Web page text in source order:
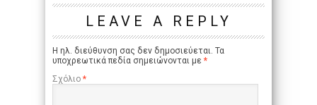
LEAVE A REPLY
Η ηλ. διεύθυνση σας δεν δημοσιεύεται. Τα
υποχρεωτικά πεδία σημειώνονται με *
Σχόλιο *